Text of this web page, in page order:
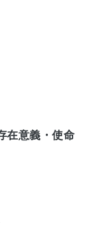
在意義・使命